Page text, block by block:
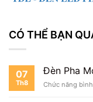
CÓ THỂ BẠN
07
Th8
Đèn Pha
Chức năng